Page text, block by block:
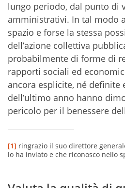
lungo periodo, dal punto di
amministrativi. In tal modo
spazio e forse la stessa
dell’azione collettiva
probabilmente di forme di
rapporti sociali ed
ancora esplicite, né definite
dell’ultimo anno hanno
pericolo per il benessere
[1] ringrazio il suo direttore
lo ha inviato e che riconosco nello